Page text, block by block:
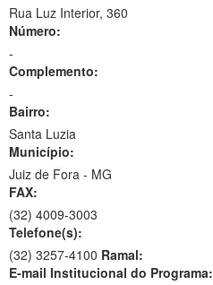
Rua Luz Interior, 360
Número:
-
Complemento:
-
Bairro:
Santa Luzia
Município:
Juiz de Fora - MG
FAX:
(32) 4009-3003
Telefone(s):
(32) 3257-4100 Ramal:
E-mail Institucional do Programa: